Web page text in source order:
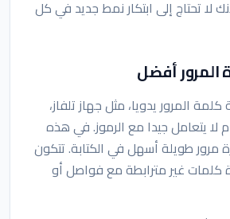
لا تحتاج إلى ابتكار نمط جديد في كل
المرور أفضل
كلمة المرور يدويا، مثل جهاز تلفاز،
لا يتعامل جيدا مع الرموز. في هذه
مرور طويلة أسهل في الكتابة. تتكون
كلمات غير مترابطة مع فواصل أو